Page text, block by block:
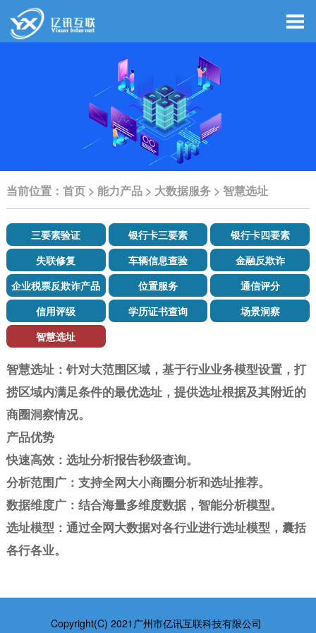
当前位置： 首页> 能力产品> 大数据服务> 智慧选址
三要素验证 银行卡三要素
银行卡四要素
失联修复
车辆信息查验
金融反欺诈
企业税票反欺诈产品
位置服务
通信评分
信用评级
学历证书查询
场景洞察
智慧选址
智慧选址：针对大范围区域，基于行业业务模型设置，打
捞区域内满足条件的最优选址，提供选址根据及其附近的
商圈洞察情况。
产品优势
快速高效：选址分析报告秒级查询。
分析范围广：支持全网大小商圈分析和选址推荐。
数据维度广：结合海量多维度数据，智能分析模型。
选址模型：通过全网大数据对各行业进行选址模型，囊括
各行各业。
Copyright(C) 2021广州市亿讯互联科技有限公司